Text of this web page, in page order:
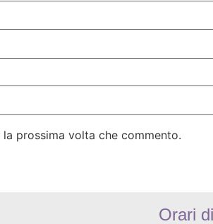
prossima volta che commento.
Orari